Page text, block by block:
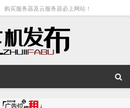
购买服务器及云服务器必上网站！